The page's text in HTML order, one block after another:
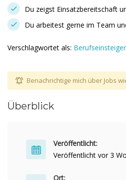
Du zeigst Einsatzbereitschaft
Du arbeitest gerne im Team
Verschlagwortet als: Berufseinsteiger
Benachrichtige mich über Jobs
Überblick
Veröffentlicht:
Veröffentlicht vor 3
Ort: